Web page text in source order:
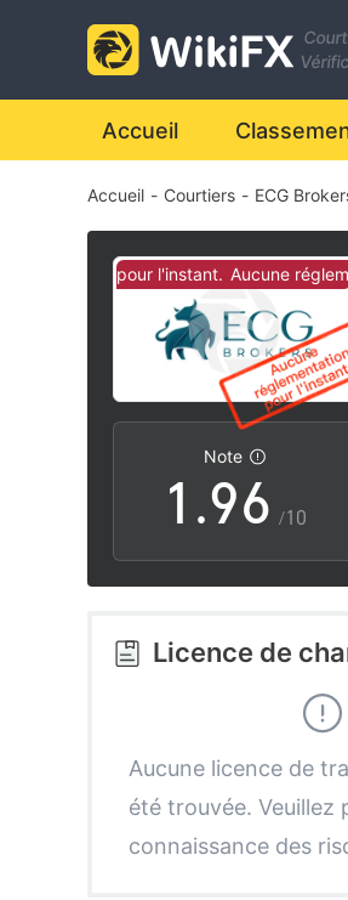
Accueil
Accueil - Courtiers - ECG
pour l'instant. Aucune
Note
0
1
2
3
5
6
.
3
4
5
6
7
8
9
0
1
2
3
4
5
6
7
8
/10
Licence de
Aucune licence de
été trouvée. Veuillez
connaissance des